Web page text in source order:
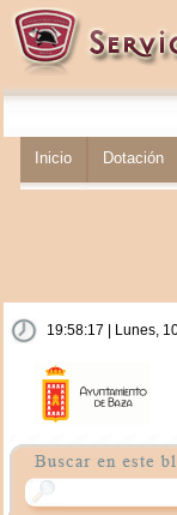
Inicio Dotación
19:58:17 | Lunes,